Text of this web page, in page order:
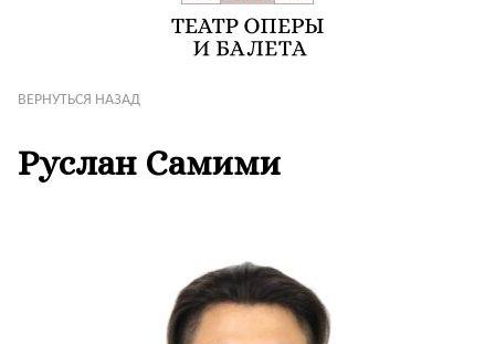
ВЕРНУТЬСЯ НАЗАД
Руслан Самими